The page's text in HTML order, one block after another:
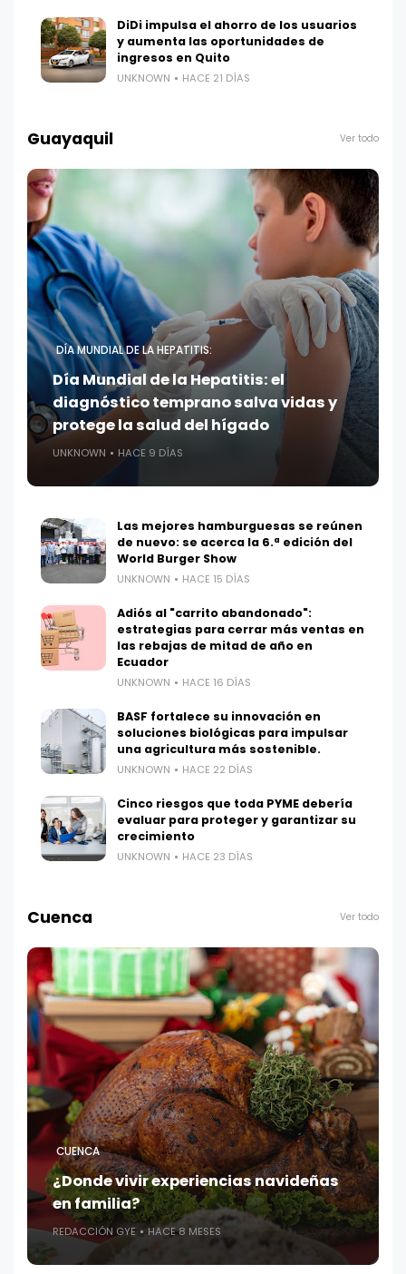
DiDi impulsa el ahorro de los usuarios
y aumenta las oportunidades de
ingresos en Quito
UNKNOWN HACE 21 DÍAS
Guayaquil Ver todo
DÍA MUNDIAL DE LA HEPATITIS:
Día Mundial de la Hepatitis: el
diagnóstico temprano salva vidas y
protege la salud del hígado
UNKNOWN HACE 9 DÍAS
Las mejores hamburguesas se reúnen
de nuevo: se acerca la 6.ª edición del
World Burger Show
UNKNOWN HACE 15 DÍAS
Adiós al "carrito abandonado":
estrategias para cerrar más ventas en
las rebajas de mitad de año en
Ecuador
UNKNOWN HACE 16 DÍAS
BASF fortalece su innovación en
soluciones biológicas para impulsar
una agricultura más sostenible.
UNKNOWN HACE 22 DÍAS
Cinco riesgos que toda PYME debería
evaluar para proteger y garantizar su
crecimiento
UNKNOWN HACE 23 DÍAS
Cuenca Ver todo
CUENCA
¿Donde vivir experiencias navideñas
en familia?
REDACCIÓN GYE HACE 8 MESES